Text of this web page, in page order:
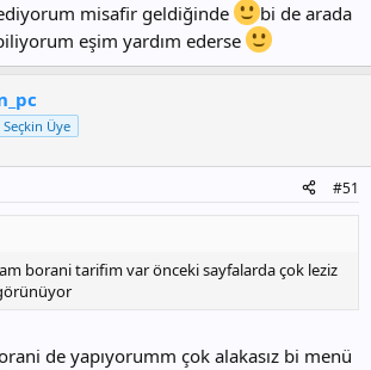
diye çeşitli soslar
daha çok hünerlerimi göstermek
misafir geldiğinde
bi de arada
eşim yardım ederse
Seçkin Üye
#51
borani tarifim var önceki sayfalarda çok leziz
de yapıyorumm çok alakasız bi menü